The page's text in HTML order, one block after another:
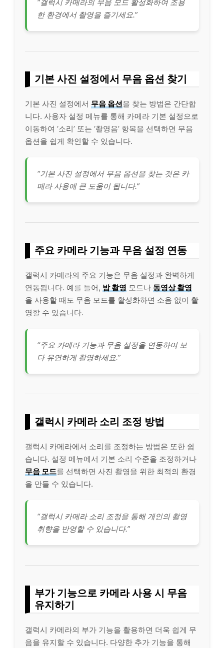
“갤럭시 카메라의 무음 모드 활성화하여 조용
한 환경에서 촬영을 즐기세요.”
기본 사진 설정에서 무음 옵션 찾기
기본 사진 설정에서 무음 옵션을 찾는 방법은 간단합
니다. 사용자 설정 메뉴를 통해 카메라 기본 설정으로
이동하여 ‘소리’ 또는 ‘촬영음’ 항목을 선택하면 무음
옵션을 쉽게 확인할 수 있습니다.
“기본 사진 설정에서 무음 옵션을 찾는 것은 카
메라 사용에 큰 도움이 됩니다.”
주요 카메라 기능과 무음 설정 연동
갤럭시 카메라의 주요 기능은 무음 설정과 완벽하게
연동됩니다. 예를 들어, 밤 촬영 모드나 동영상 촬영
을 사용할 때도 무음 모드를 활성화하면 소음 없이 촬
영할 수 있습니다.
“주요 카메라 기능과 무음 설정을 연동하여 보
다 유연하게 촬영하세요.”
갤럭시 카메라 소리 조정 방법
갤럭시 카메라에서 소리를 조정하는 방법은 또한 쉽
습니다. 설정 메뉴에서 기본 소리 수준을 조정하거나
무음 모드를 선택하면 사진 촬영을 위한 최적의 환경
을 만들 수 있습니다.
“갤럭시 카메라 소리 조정을 통해 개인의 촬영
취향을 반영할 수 있습니다.”
부가 기능으로 카메라 사용 시 무음
유지하기
갤럭시 카메라의 부가 기능을 활용하면 더욱 쉽게 무
음을 유지할 수 있습니다. 다양한 추가 기능을 통해